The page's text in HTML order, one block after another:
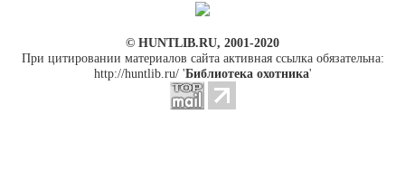
© HUNTLIB.RU, 2001-2020
При цитировании материалов сайта активная ссылка обязательна:
http://huntlib.ru/ 'Библиотека охотника'